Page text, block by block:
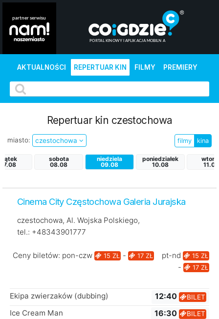
AKTUALNOŚCI REPERTUAR KIN FILMY PREMIERY
Repertuar kin czestochowa
miasto: czestochowa filmy kina
07.08
sobota
08.08
niedziela
09.08
poniedziałek
10.08
11.08
Cinema City Częstochowa Galeria Jurajska
czestochowa, Al. Wojska Polskiego,
tel.: +48343901777
Ceny biletów: pon-czw 15 ZŁ - 17 ZŁ pt-nd 15 ZŁ
- 17 ZŁ
Ekipa zwierzaków (dubbing) 12:40 BILET
Ice Cream Man 16:30 BILET